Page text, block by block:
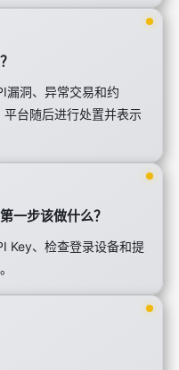
漏洞、异常交易和约
台随后进行处置并表示
一步该做什么？
Key、检查登录设备和提